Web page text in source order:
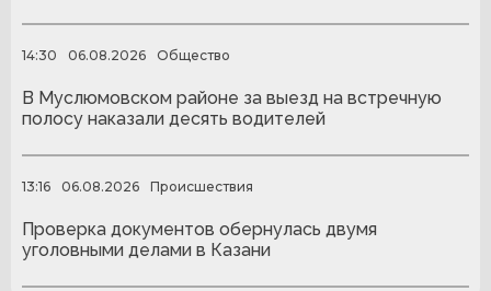
14:30 06.08.2026 Общество
В Муслюмовском районе за выезд на встречную
полосу наказали десять водителей
13:16 06.08.2026 Происшествия
Проверка документов обернулась двумя
уголовными делами в Казани